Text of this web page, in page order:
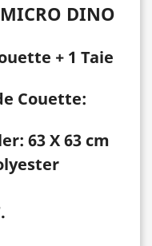
DINO
+ 1 Taie
Couette:
X 63 cm